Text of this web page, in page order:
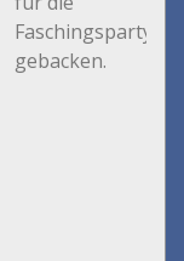
Faschingsparty“
gebacken.